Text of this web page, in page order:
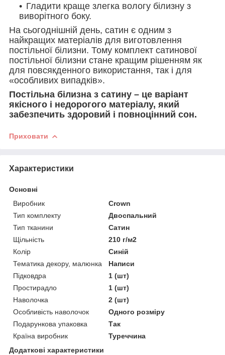
Гладити краще злегка вологу білизну з
виворітного боку.
На сьогоднішній день, сатин є одним з
найкращих матеріалів для виготовлення
постільної білизни. Тому комплект сатинової
постільної білизни стане кращим рішенням як
для повсякденного використання, так і для
«особливих випадків».
Постільна білизна з сатину – це варіант
якісного і недорогого матеріалу, який
забезпечить здоровий і повноцінний сон.
Приховати
Характеристики
Основні
Виробник
Crown
Тип комплекту
Двоспальний
Тип тканини
Сатин
Щільність
210 г/м2
Колір
Синій
Тематика декору, малюнка
Написи
Підковдра
1 (шт)
Простирадло
1 (шт)
Наволочка
2 (шт)
Особливість наволочок
Одного розміру
Подарункова упаковка
Так
Країна виробник
Туреччина
Додаткові характеристики